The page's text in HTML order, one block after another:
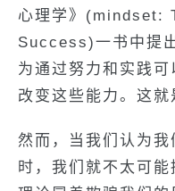
心理学》(mindset:
Success)一书中提
为通过努力和实践
改变这些能力。这就
然而，当我们认为
时，我们就不太可